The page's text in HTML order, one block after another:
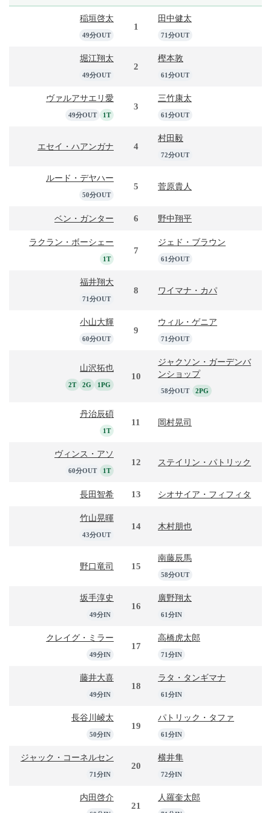
稲垣啓太
49分OUT
1
田中健太
71分OUT
堀江翔太
49分OUT
2
樫本敦
61分OUT
ヴァルアサエリ愛
49分OUT 1T
3
三竹康太
61分OUT
エセイ・ハアンガナ 4
村田毅
72分OUT
ルード・デヤハー
50分OUT
5 菅原貴人
ベン・ガンター 6 野中翔平
ラクラン・ボーシェー
1T
7
ジェド・ブラウン
61分OUT
福井翔大
71分OUT
8 ワイマナ・カパ
小山大輝
60分OUT
9
ウィル・ゲニア
71分OUT
山沢拓也
2T 2G 1PG
10
ジャクソン・ガーデンバ
ンショップ
58分OUT 2PG
丹治辰碩
1T
11 岡村晃司
ヴィンス・アソ
60分OUT 1T
12 ステイリン・パトリック
長田智希 13 シオサイア・フィフィタ
竹山晃暉
43分OUT
14 木村朋也
野口竜司 15
南藤辰馬
58分OUT
坂手淳史
49分IN
16
廣野翔太
61分IN
クレイグ・ミラー
49分IN
17
高橋虎太郎
71分IN
藤井大喜
49分IN
18
ラタ・タンギマナ
61分IN
長谷川崚太
50分IN
19
パトリック・タファ
61分IN
ジャック・コーネルセン
71分IN
20
横井隼
72分IN
内田啓介
21
人羅奎太郎